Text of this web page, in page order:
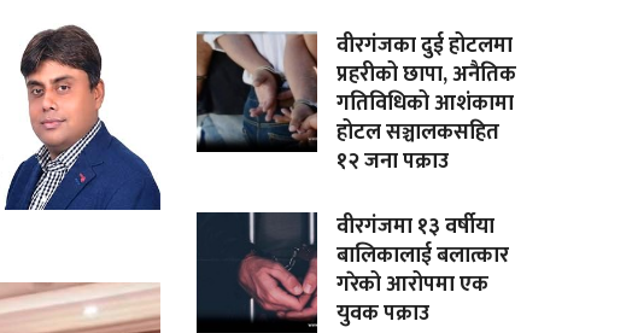
वीरगंजका दुई होटलमा
प्रहरीको छापा, अनैतिक
गतिविधिको आशंकामा
होटल सञ्चालकसहित
१२ जना पक्राउ
वीरगंजमा १३ वर्षीया
बालिकालाई बलात्कार
गरेको आरोपमा एक
युवक पक्राउ